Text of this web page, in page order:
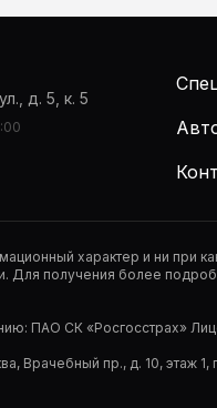
д. 5, к. 5
характер и ни при
получения более
ПАО СК «Росгосстрах»
Врачебный пр., д. 10,